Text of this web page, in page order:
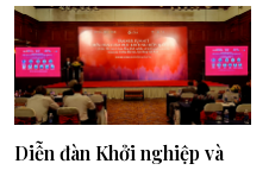
Diễn đàn Khởi nghiệp và